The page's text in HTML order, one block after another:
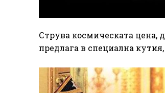
Струва космическата цена,
предлага в специална